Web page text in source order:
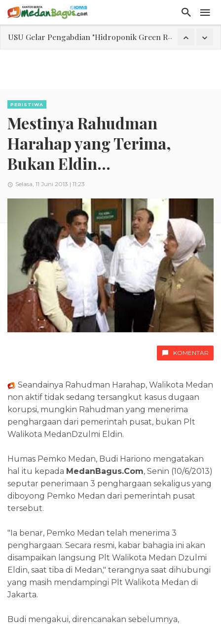
Laporan Keuangan Diterima Dalam RUPS, Pelaporan Hingga Penahanan Mantan Direktur PT GKS Dinilai Rancu
PERISTIWA
Mestinya Rahudman
Harahap yang Terima,
Bukan Eldin...
Selasa, 11 Juni 2013 | 11:23
KOMENTAR
Seandainya Rahudman Harahap, Walikota Medan
non aktif tidak sedang tersangkut kasus dugaan
korupsi, mungkin Rahudman yang menerima
penghargaan dari pemerintah pusat, bukan Plt
Walikota MedanDzulmi Eldin.
Humas Pemko Medan, Budi Hariono mengatakan
hal itu kepada MedanBagus.Com, Senin (10/6/2013)
seputar penerimaan 3 penghargaan sekaligus yang
diboyong Pemko Medan dari pemerintah pusat
tersebut.
"Ia benar, Pemko Medan telah menerima 3
penghargaan. Secara resmi, kabar bahagia ini akan
disampaikan langsung Plt Walikota Medan Dzulmi
Eldin, saat tiba di Medan," terangnya saat dihubungi
yang masih mendampingi Plt Walikota Medan di
Jakarta.
Budi mengakui, direncanakan sebelumnya,